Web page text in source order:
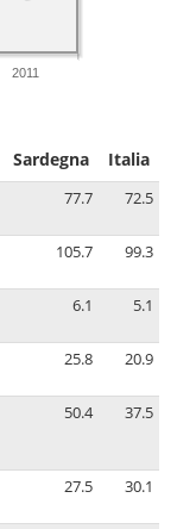
2011
Sardegna Italia
77.7 72.5
105.7 99.3
6.1 5.1
25.8 20.9
50.4 37.5
27.5 30.1